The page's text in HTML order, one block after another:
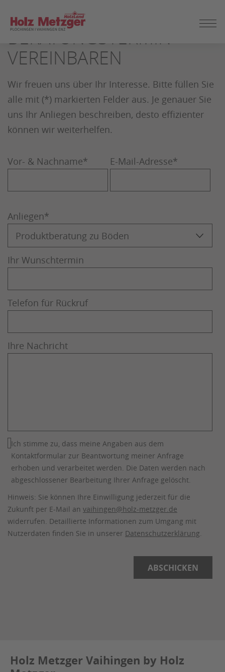
SEITENINHALT
BERATUNGSTERMIN
VEREINBAREN
Wir freuen uns über Ihr Interesse. Bitte füllen Sie
alle mit (*) markierten Felder aus. Je genauer Sie
uns Ihr Anliegen beschreiben, desto effizienter
können wir weiterhelfen.
Vor- & Nachname* E-Mail-Adresse*
Anliegen*
Ihr Wunschtermin
Telefon für Rückruf
Ihre Nachricht
Ich stimme zu, dass meine Angaben aus dem
Kontaktformular zur Beantwortung meiner Anfrage
erhoben und verarbeitet werden. Die Daten werden nach
abgeschlossener Bearbeitung Ihrer Anfrage gelöscht.
Hinweis: Sie können Ihre Einwilligung jederzeit für die
Zukunft per E-Mail an vaihingen@holz-metzger.de
widerrufen. Detaillierte Informationen zum Umgang mit
Nutzerdaten finden Sie in unserer Datenschutzerklärung.
Holz Metzger Vaihingen by Holz